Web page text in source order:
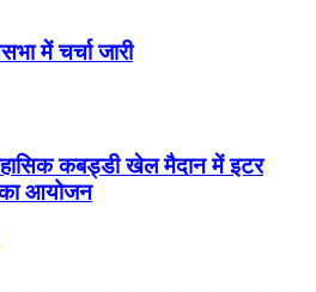
में चर्चा जारी
कबड्डी खेल मैदान में इटर
का आयोजन